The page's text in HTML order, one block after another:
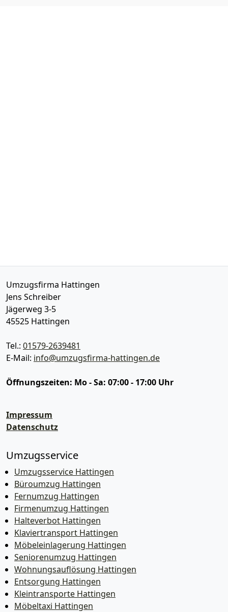
Umzugsfirma Hattingen
Jens Schreiber
Jägerweg 3-5
45525 Hattingen
Tel.: 01579-2639481
E-Mail: info@umzugsfirma-hattingen.de
Öffnungszeiten: Mo - Sa: 07:00 - 17:00 Uhr
Impressum
Datenschutz
Umzugsservice
Umzugsservice Hattingen
Büroumzug Hattingen
Fernumzug Hattingen
Firmenumzug Hattingen
Halteverbot Hattingen
Klaviertransport Hattingen
Möbeleinlagerung Hattingen
Seniorenumzug Hattingen
Wohnungsauflösung Hattingen
Entsorgung Hattingen
Kleintransporte Hattingen
Möbeltaxi Hattingen